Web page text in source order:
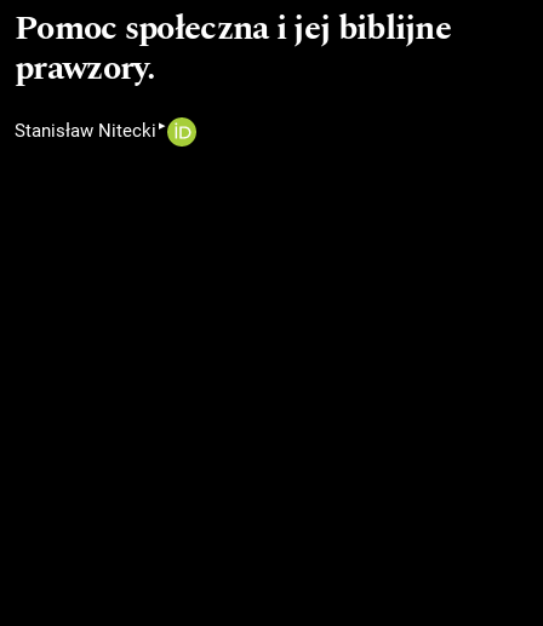
Pomoc społeczna i jej biblijne
prawzory.
Stanisław Nitecki ▸